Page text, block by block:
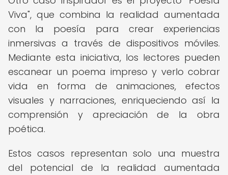
Viva", que combina la realidad aumentada
con la poesía para crear experiencias
inmersivas a través de dispositivos móviles.
Mediante esta iniciativa, los lectores pueden
escanear un poema impreso y verlo cobrar
vida en forma de animaciones, efectos
visuales y narraciones, enriqueciendo así la
comprensión y apreciación de la obra
poética.
Estos casos representan solo una muestra
del potencial de la realidad aumentada